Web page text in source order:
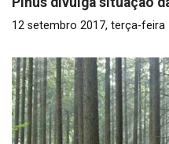
12 setembro 2017, terça-feira